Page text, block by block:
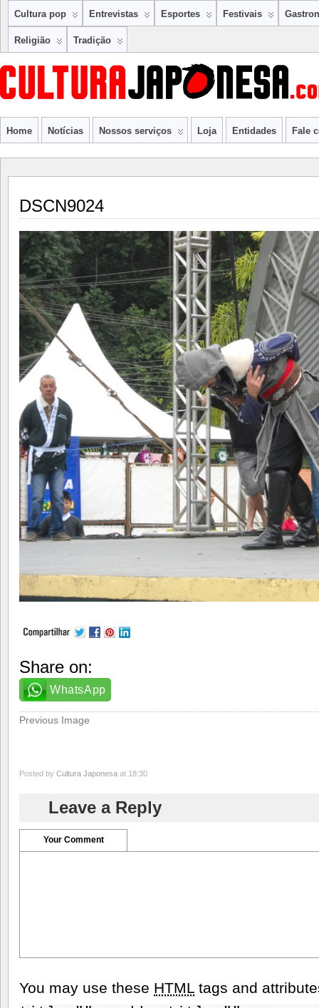
Cultura pop Entrevistas Esportes Festivais
Religião Tradição
Home Notícias Nossos serviços Loja Entidades Fale
DSCN9024
Share on:
WhatsApp
Previous Image
Posted by Cultura Japonesa at 18:30
Leave a Reply
Your Comment
You may use these HTML tags and